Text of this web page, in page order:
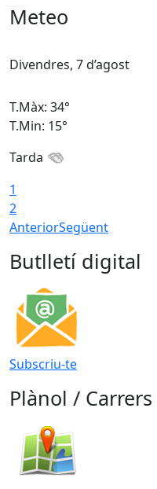
Meteo
Divendres, 7 d’agost
T.Màx: 34°
T.Min: 15°
Tarda
1
2
AnteriorSegüent
Butlletí digital
Subscriu-te
Plànol / Carrers